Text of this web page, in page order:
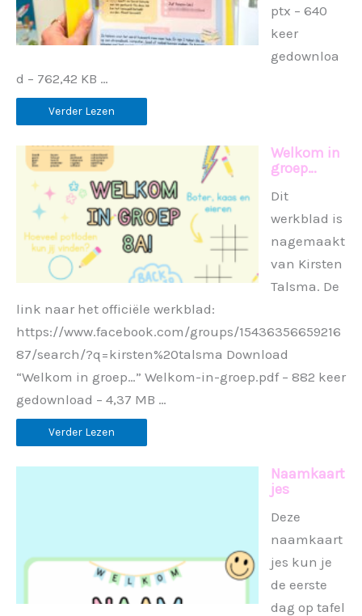
ptx – 640
keer
gedownloa
d – 762,42 KB …
Verder Lezen
Welkom in
groep…
Dit
werkblad is
nagemaakt
van Kirsten
Talsma. De
link naar het officiële werkblad:
https://www.facebook.com/groups/15436356659216
87/search/?q=kirsten%20talsma Download
“Welkom in groep…” Welkom-in-groep.pdf – 882 keer
gedownload – 4,37 MB …
Verder Lezen
Naamkaart
jes
Deze
naamkaart
jes kun je
de eerste
dag op tafel